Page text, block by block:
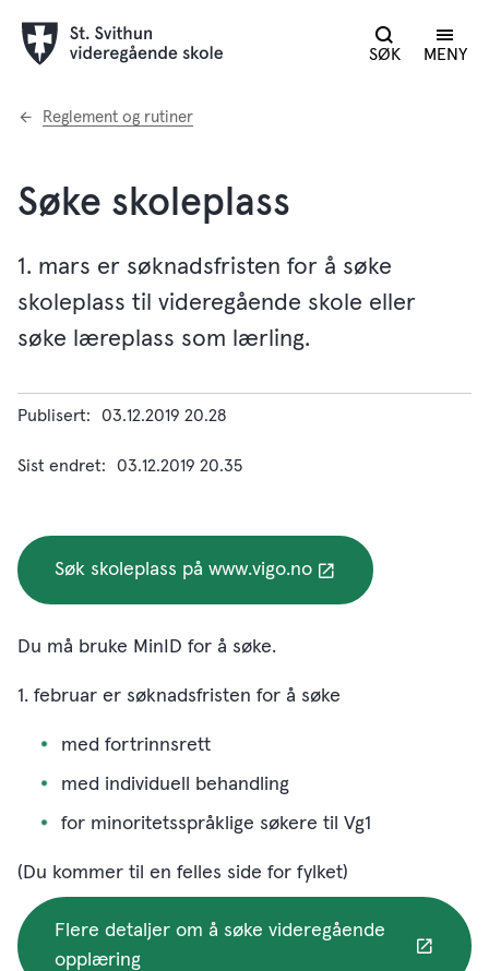
SØK MENY
Du
Reglement og rutiner
Søke skoleplass
1. mars er søknadsfristen for å søke
skoleplass til videregående skole eller
søke læreplass som lærling.
Publisert 03.12.2019 20.28
Sist endret 03.12.2019 20.35
Søk skoleplass på www.vigo.no
Du må bruke MinID for å søke.
1. februar er søknadsfristen for å søke
med fortrinnsrett
med individuell behandling
for minoritetsspråklige søkere til Vg1
(Du kommer til en felles side for fylket)
Flere detaljer om å søke videregående
opplæring